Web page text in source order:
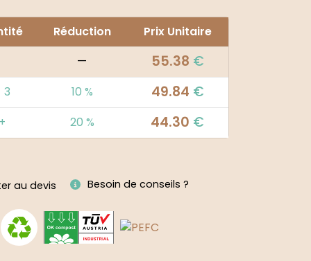
Réduction
Prix Unitaire
—
55.38 €
3 10 % 49.84 €
20 % 44.30 €
au devis Besoin de conseils ?